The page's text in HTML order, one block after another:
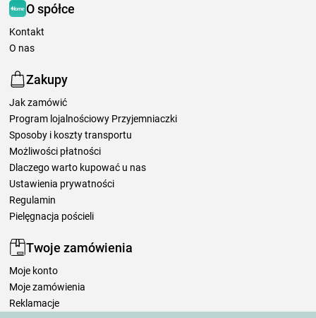
O spółce
Kontakt
O nas
Zakupy
Jak zamówić
Program lojalnościowy Przyjemniaczki
Sposoby i koszty transportu
Możliwości płatności
Dlaczego warto kupować u nas
Ustawienia prywatności
Regulamin
Pielęgnacja pościeli
Twoje zamówienia
Moje konto
Moje zamówienia
Reklamacje